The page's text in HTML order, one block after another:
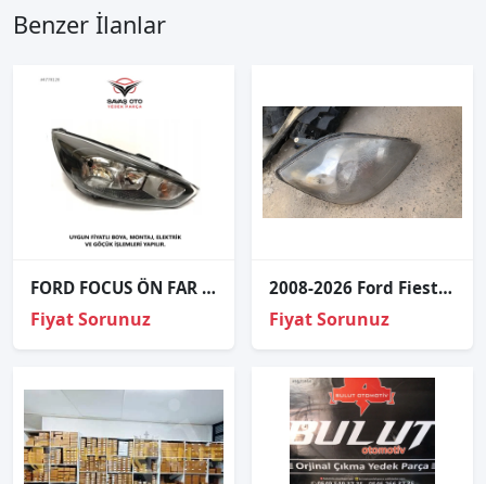
Benzer İlanlar
FORD FOCUS ÖN FAR MOTORLU SİYAH SAĞ SOL 2013 VE ÜZERİ / TAİWAN
Fiyat Sorunuz
2008-2026 Ford Fiesta Sağ Far
Fiyat Sorunuz